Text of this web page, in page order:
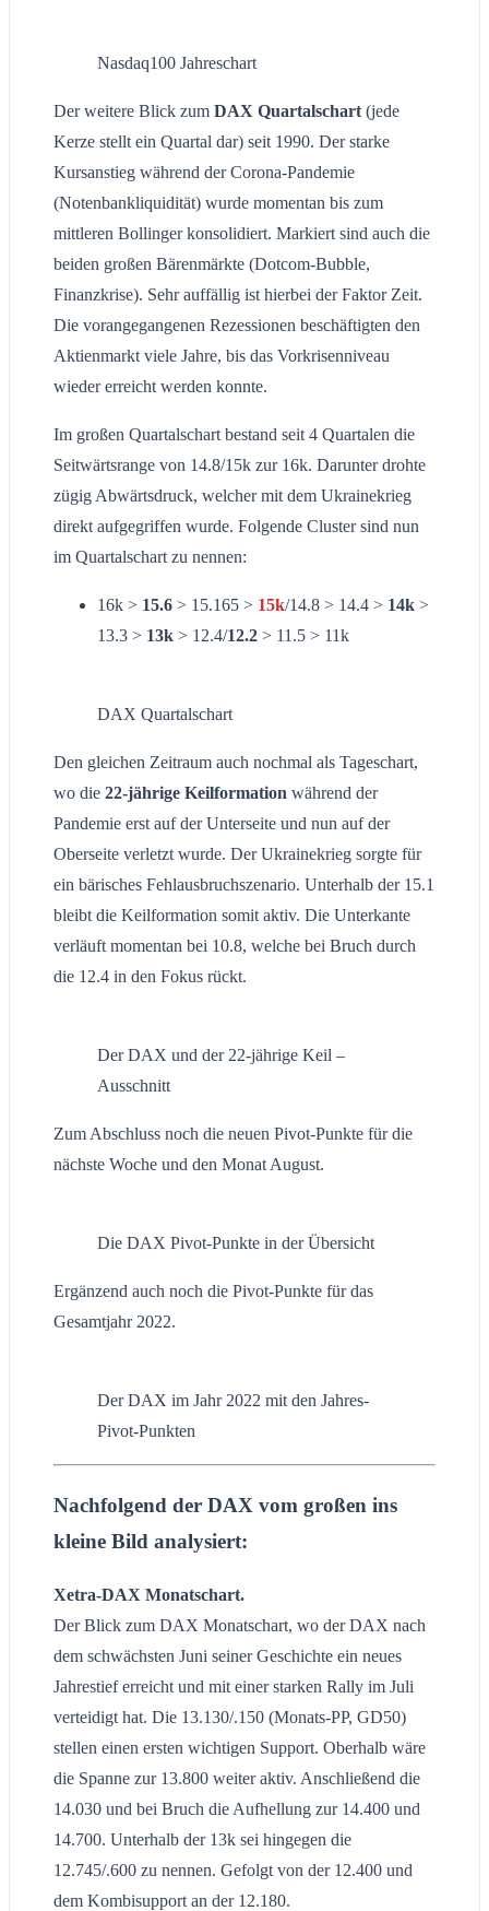
Nasdaq100 Jahreschart
Der weitere Blick zum DAX Quartalschart(jede
Kerze stellt ein Quartal dar) seit 1990. Der starke
Kursanstieg während der Corona-Pandemie
(Notenbankliquidität) wurde momentan bis zum
mittleren Bollinger konsolidiert. Markiert sind auch die
beiden großen Bärenmärkte (Dotcom-Bubble,
Finanzkrise). Sehr auffällig ist hierbei der Faktor Zeit.
Die vorangegangenen Rezessionen beschäftigten den
Aktienmarkt viele Jahre, bis das Vorkrisenniveau
wieder erreicht werden konnte.
Im großen Quartalschart bestand seit 4 Quartalen die
Seitwärtsrange von 14.8/15k zur 16k. Darunter drohte
zügig Abwärtsdruck, welcher mit dem Ukrainekrieg
direkt aufgegriffen wurde. Folgende Cluster sind nun
im Quartalschart zu nennen:
16k > 15.6 > 15.165 > 15k/14.8 > 14.4 > 14k >
13.3 > 13k > 12.4/12.2 > 11.5 > 11k
DAX Quartalschart
Den gleichen Zeitraum auch nochmal als Tageschart,
wo die 22-jährige Keilformation während der
Pandemie erst auf der Unterseite und nun auf der
Oberseite verletzt wurde. Der Ukrainekrieg sorgte für
ein bärisches Fehlausbruchszenario. Unterhalb der 15.1
bleibt die Keilformation somit aktiv. Die Unterkante
verläuft momentan bei 10.8, welche bei Bruch durch
die 12.4 in den Fokus rückt.
Der DAX und der 22-jährige Keil –
Ausschnitt
Zum Abschluss noch die neuen Pivot-Punkte für die
nächste Woche und den Monat August.
Die DAX Pivot-Punkte in der Übersicht
Ergänzend auch noch die Pivot-Punkte für das
Gesamtjahr 2022.
Der DAX im Jahr 2022 mit den Jahres-
Pivot-Punkten
Nachfolgend der DAX vom großen ins
kleine Bild analysiert:
Xetra-DAX Monatschart.
Der Blick zum DAX Monatschart, wo der DAX nach
dem schwächsten Juni seiner Geschichte ein neues
Jahrestief erreicht und mit einer starken Rally im Juli
verteidigt hat. Die 13.130/.150 (Monats-PP, GD50)
stellen einen ersten wichtigen Support. Oberhalb wäre
die Spanne zur 13.800 weiter aktiv. Anschließend die
14.030 und bei Bruch die Aufhellung zur 14.400 und
14.700. Unterhalb der 13k sei hingegen die
12.745/.600 zu nennen. Gefolgt von der 12.400 und
dem Kombisupport an der 12.180.